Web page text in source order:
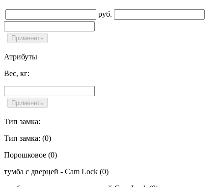
руб.
Атрибуты
Вес, кг:
Тип замка:
Тип замка: (0)
Порошковое (0)
тумба с дверцей - Cam Lock (0)